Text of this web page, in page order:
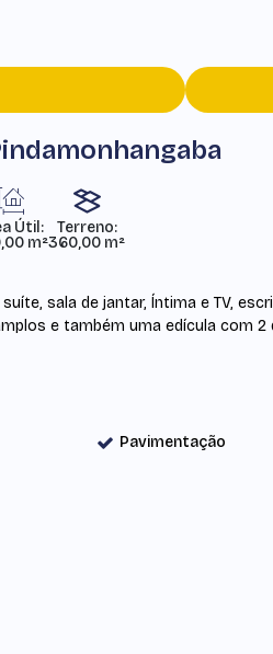
Útil:
m²
Terreno:
360,00 m²
sala de jantar, Íntima e TV,
e também uma edícula com 2
Pavimentação